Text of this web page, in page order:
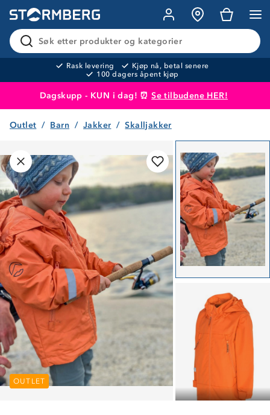
Søk etter produkter og kategorier
Rask levering
Kjøp nå, betal senere
100 dagers åpent kjøp
Dagskupp - KUN i dag! ⏰Se tilbudene HER!
Produktet er lagt i handlekurven
Outlet Barn Jakker Skalljakker
OUTLET OUTLET
OUTLET